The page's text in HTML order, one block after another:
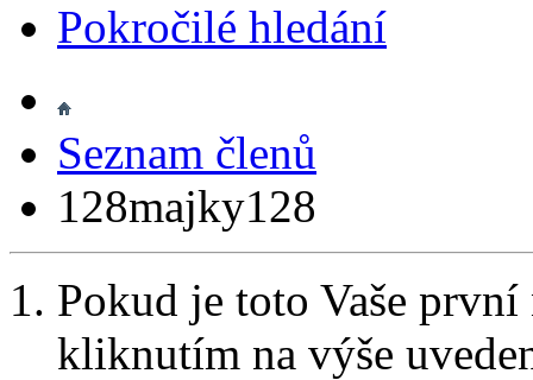
Pokročilé hledání
Seznam členů
128majky128
Pokud je toto Vaše
kliknutím na výše